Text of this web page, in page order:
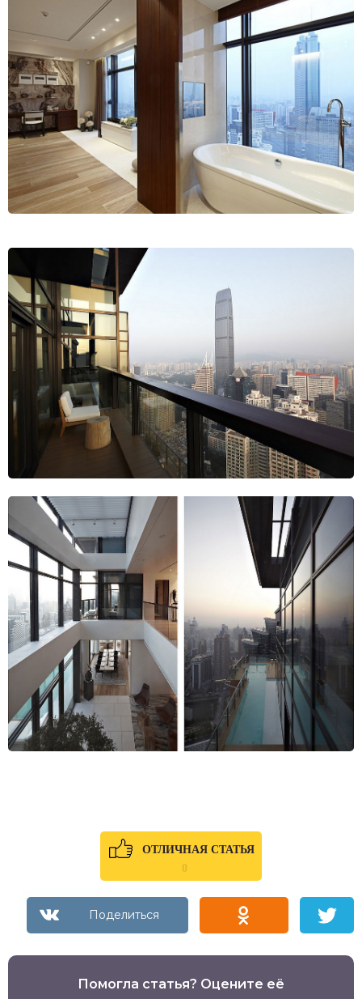
ОТЛИЧНАЯ СТАТЬЯ
0
Помогла статья? Оцените её